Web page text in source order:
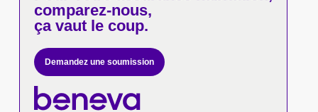
comparez-nous,
ça vaut le coup.
Demandez une soumission